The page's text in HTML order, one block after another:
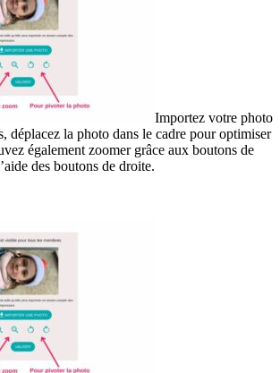
Importez votre photo
déplacez la photo dans le cadre pour optimiser
également zoomer grâce aux boutons de
des boutons de droite.